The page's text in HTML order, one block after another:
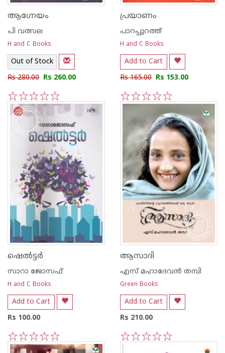
ആഗ്നേയം
പി വത്സല
H and C Books
Out of Stock
Rs 280.00 Rs 260.00
5
4
3
2
1
പ്രയാണം
പാറപ്പുറത്ത്‌
H and C Books
Add to Cart
Rs 165.00 Rs 153.00
5
4
3
2
1
ഷെല്‍ട്ടര്‍
സാറാ ജോസഫ്
H and C Books
Add to Cart
Rs 100.00
5
4
3
2
1
ആസാദി
എസ് മഹാദേവന്‍ തമ്പി
Green Books
Add to Cart
Rs 210.00
1